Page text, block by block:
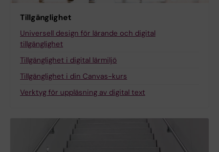
Tillgänglighet
Universell design för lärande och digital
tillgänglighet
Tillgänglighet i digital lärmiljö
Tillgänglighet i din Canvas-kurs
Verktyg för uppläsning av digital text